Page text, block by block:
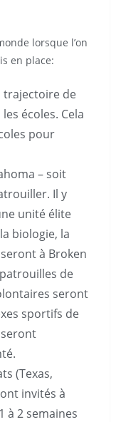
lorsque l’on
en place:
trajectoire de
écoles. Cela
pour
– soit
Il y
unité élite
biologie, la
à Broken
de
seront
sportifs de
(Texas,
invités à
à 2 semaines